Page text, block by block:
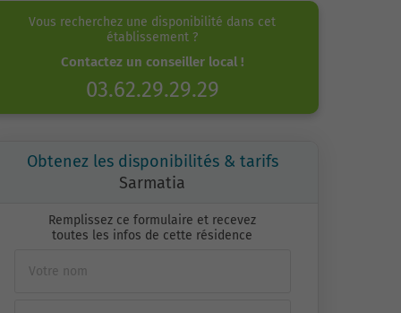
Vous recherchez une disponibilité dans cet
établissement ?
Contactez un conseiller local !
03.62.29.29.29
Obtenez les disponibilités & tarifs
Sarmatia
Remplissez ce formulaire et recevez
toutes les infos de cette résidence